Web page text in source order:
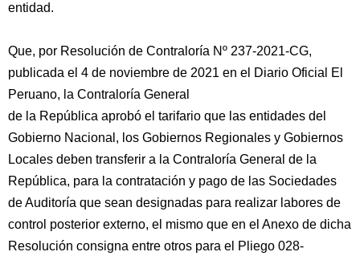
entidad.
Que, por Resolución de Contraloría Nº 237-2021-CG,
publicada el 4 de noviembre de 2021 en el Diario Oficial El
Peruano, la Contraloría General
de la República aprobó el tarifario que las entidades del
Gobierno Nacional, los Gobiernos Regionales y Gobiernos
Locales deben transferir a la Contraloría General de la
República, para la contratación y pago de las Sociedades
de Auditoría que sean designadas para realizar labores de
control posterior externo, el mismo que en el Anexo de dicha
Resolución consigna entre otros para el Pliego 028-